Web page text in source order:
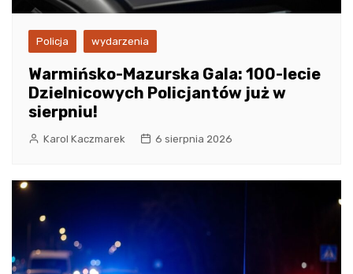
Policja wydarzenia
Warmińsko-Mazurska Gala: 100-lecie
Dzielnicowych Policjantów już w
sierpniu!
Karol Kaczmarek 6 sierpnia 2026